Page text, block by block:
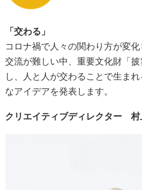
「交わる」
コロナ禍で人々の関わり方が変
交流が難しい中、重要文化財「披
し、人と人が交わることで生ま
なアイデアを発表します。
クリエイティブディレクター